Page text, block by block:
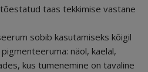
taas tekkimise vastane
sobib kasutamiseks kõigil
näol, kaelal,
kus tumenemine on tavaline